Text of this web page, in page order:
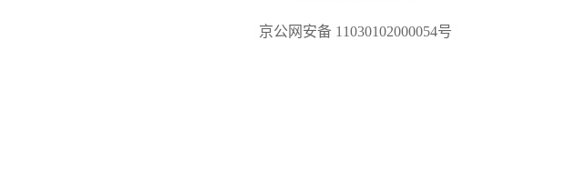
京公网安备 11030102000054号